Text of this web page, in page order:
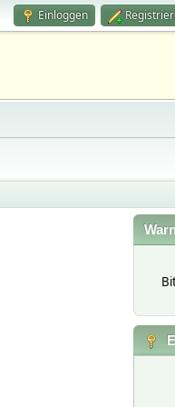
Einloggen